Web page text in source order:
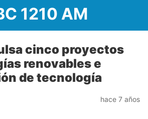
1210 AM
cinco proyectos
renovables e
de tecnología
hace 7 años